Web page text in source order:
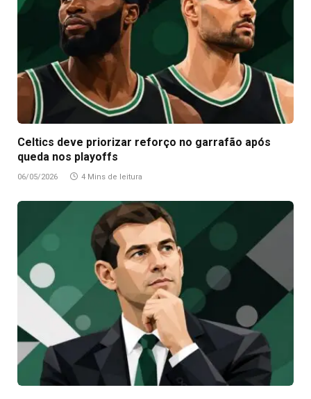
Celtics deve priorizar reforço no garrafão após
queda nos playoffs
06/05/2026 4 Mins de leitura